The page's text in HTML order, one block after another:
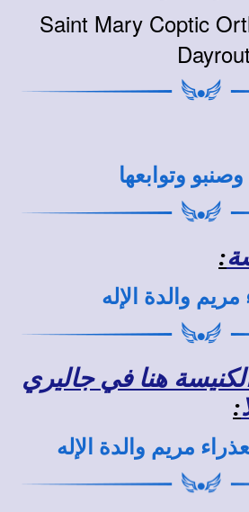
Saint Mary Coptic
وتوابعها
:
مريم والدة الإله
هنا في جاليري
:
مريم والدة الإله